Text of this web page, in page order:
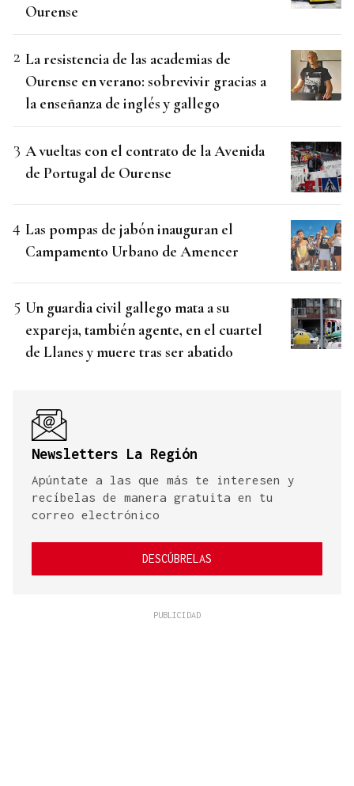
Ourense
La resistencia de las academias de
Ourense en verano: sobrevivir gracias a
la enseñanza de inglés y gallego
A vueltas con el contrato de la Avenida
de Portugal de Ourense
Las pompas de jabón inauguran el
Campamento Urbano de Amencer
Un guardia civil gallego mata a su
expareja, también agente, en el cuartel
de Llanes y muere tras ser abatido
Newsletters La Región
Apúntate a las que más te interesen y
recíbelas de manera gratuita en tu
correo electrónico
DESCÚBRELAS